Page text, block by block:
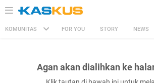
KOMUNITAS FOR YOU STORY NEWS
Agan akan dialihkan ke